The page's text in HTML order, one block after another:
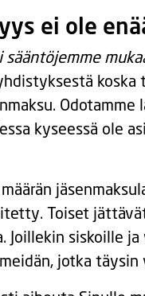
ei ole
kyseessä ole
Toiset
Joillekin siskoille
jotka